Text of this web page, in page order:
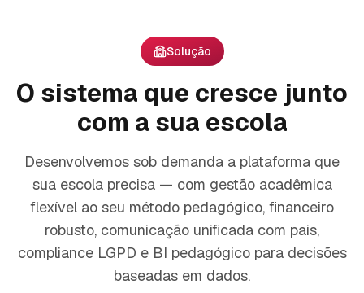
Solução
O sistema que cresce junto
com a sua escola
Desenvolvemos sob demanda a plataforma que
sua escola precisa — com gestão acadêmica
flexível ao seu método pedagógico, financeiro
robusto, comunicação unificada com pais,
compliance LGPD e BI pedagógico para decisões
baseadas em dados.